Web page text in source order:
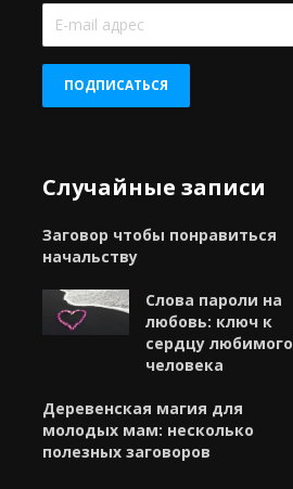
E-
mail
ПОДПИСАТЬСЯ
Случайные записи
Заговор чтобы понравиться
начальству
Слова пароли на
любовь: ключ к
сердцу любимого
человека
Деревенская магия для
молодых мам: несколько
полезных заговоров